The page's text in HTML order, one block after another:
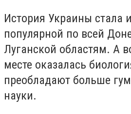
История Украины стала
популярной по всей
Луганской областям. А
месте оказалась
преобладают больше
науки.